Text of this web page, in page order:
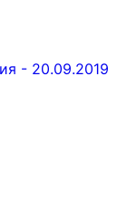
- 20.09.2019